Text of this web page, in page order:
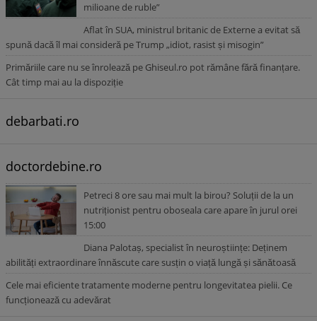
milioane de ruble”
Aflat în SUA, ministrul britanic de Externe a evitat să
spună dacă îl mai consideră pe Trump „idiot, rasist și misogin”
Primăriile care nu se înrolează pe Ghiseul.ro pot rămâne fără finanțare.
Cât timp mai au la dispoziție
debarbati.ro
doctordebine.ro
Petreci 8 ore sau mai mult la birou? Soluții de la un
nutriționist pentru oboseala care apare în jurul orei
15:00
Diana Palotaș, specialist în neuroștiințe: Deținem
abilități extraordinare înnăscute care susțin o viață lungă și sănătoasă
Cele mai eficiente tratamente moderne pentru longevitatea pielii. Ce
funcționează cu adevărat